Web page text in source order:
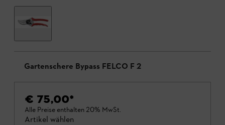
Gartenschere Bypass FELCO F 2
€ 75,00*
Alle Preise enthalten 20% MwSt.
Artikel wählen